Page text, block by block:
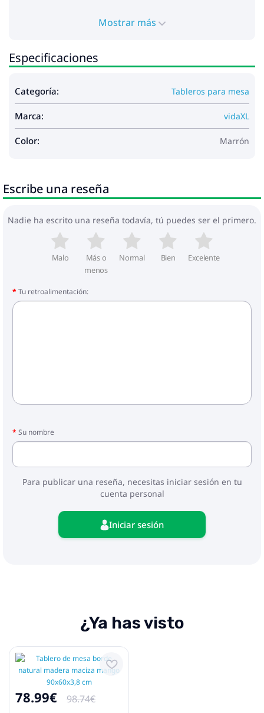
Mostrar más
Especificaciones
Categoría: Tableros para mesa
Marca: vidaXL
Color: Marrón
Escribe una reseña
Nadie ha escrito una reseña todavía, tú puedes ser el primero.
Malo
Más o
menos
Normal Bien Excelente
Tu retroalimentación:
Su nombre
Para publicar una reseña, necesitas iniciar sesión en tu
cuenta personal
Iniciar sesión
¿Ya has visto
78.99€
98.74€